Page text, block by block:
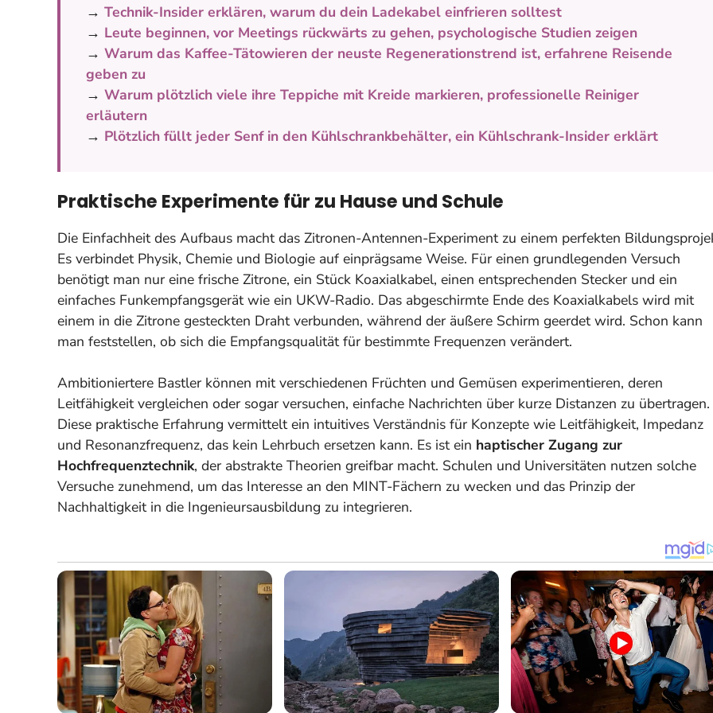
→ Technik-Insider erklären, warum du dein Ladekabel einfrieren solltest
→ Leute beginnen, vor Meetings rückwärts zu gehen, psychologische Studien zeigen
→ Warum das Kaffee-Tätowieren der neuste Regenerationstrend ist, erfahrene Reisende
geben zu
→ Warum plötzlich viele ihre Teppiche mit Kreide markieren, professionelle Reiniger
erläutern
→ Plötzlich füllt jeder Senf in den Kühlschrankbehälter, ein Kühlschrank-Insider erklärt
Praktische Experimente für zu Hause und Schule
Die Einfachheit des Aufbaus macht das Zitronen-Antennen-Experiment zu einem perfekten
Es verbindet Physik, Chemie und Biologie auf einprägsame Weise. Für einen grundlegenden Versuch
benötigt man nur eine frische Zitrone, ein Stück Koaxialkabel, einen entsprechenden Stecker und ein
einfaches Funkempfangsgerät wie ein UKW-Radio. Das abgeschirmte Ende des Koaxialkabels wird mit
einem in die Zitrone gesteckten Draht verbunden, während der äußere Schirm geerdet wird. Schon kann
man feststellen, ob sich die Empfangsqualität für bestimmte Frequenzen verändert.
Ambitioniertere Bastler können mit verschiedenen Früchten und Gemüsen experimentieren, deren
Leitfähigkeit vergleichen oder sogar versuchen, einfache Nachrichten über kurze Distanzen zu übertragen.
Diese praktische Erfahrung vermittelt ein intuitives Verständnis für Konzepte wie Leitfähigkeit, Impedanz
und Resonanzfrequenz, das kein Lehrbuch ersetzen kann. Es ist ein haptischer Zugang zur
Hochfrequenztechnik, der abstrakte Theorien greifbar macht. Schulen und Universitäten nutzen solche
Versuche zunehmend, um das Interesse an den MINT-Fächern zu wecken und das Prinzip der
Nachhaltigkeit in die Ingenieursausbildung zu integrieren.